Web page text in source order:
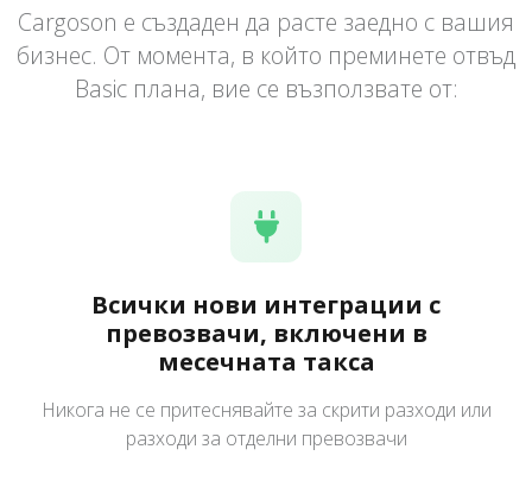
Cargoson е създаден да расте заедно с вашия
бизнес. От момента, в който преминете отвъд
Basic плана, вие се възползвате от:
Всички нови интеграции с
превозвачи, включени в
месечната такса
Никога не се притеснявайте за скрити разходи или
разходи за отделни превозвачи